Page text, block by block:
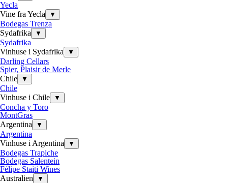
Yecla
Vine fra Yecla
▼
Bodegas Trenza
Sydafrika
▼
Sydafrika
Vinhuse i Sydafrika
▼
Darling Cellars
Spier, Plaisir de Merle
Chile
▼
Chile
Vinhuse i Chile
▼
Concha y Toro
MontGras
Argentina
▼
Argentina
Vinhuse i Argentina
▼
Bodegas Trapiche
Bodegas Salentein
Félipe Staiti Wines
Australien
▼